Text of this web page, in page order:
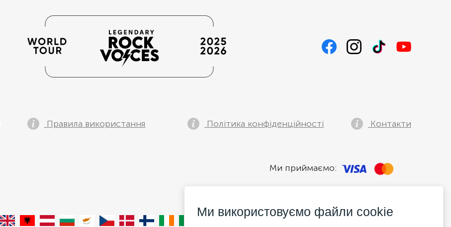
Правила використання Політика конфіденційності Контакти
Ми приймаємо:
Ми використовуємо файли cookie